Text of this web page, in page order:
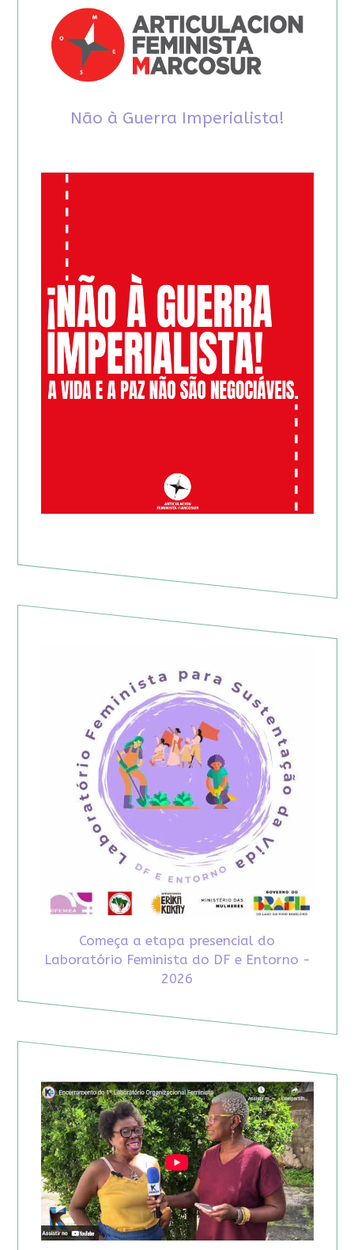
Não à Guerra Imperialista!
Começa a etapa presencial do
Laboratório Feminista do DF e Entorno -
2026